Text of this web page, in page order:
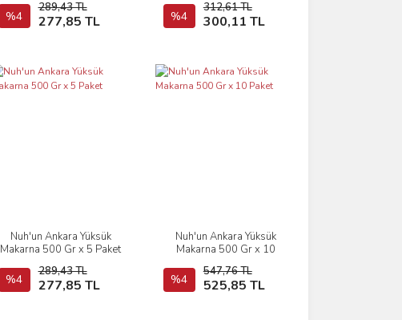
%4
289,43 TL
277,85 TL
Sepete Ekle %4
312,61 TL
300,11 TL
Sepete Ekle
Nuh'un Ankara Yüksük
Makarna 500 Gr x 5 Paket
%4
289,43 TL
277,85 TL
İncele
Sepete Ekle
Nuh'un Ankara Yüksük
Makarna 500 Gr x 10
%4
547,76 TL
525,85 TL
İncele
Sepete Ekle